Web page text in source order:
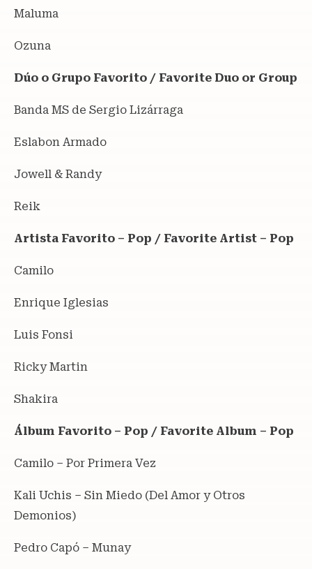
Maluma
Ozuna
Dúo o Grupo Favorito / Favorite Duo or Group
Banda MS de Sergio Lizárraga
Eslabon Armado
Jowell & Randy
Reik
Artista Favorito – Pop / Favorite Artist – Pop
Camilo
Enrique Iglesias
Luis Fonsi
Ricky Martin
Shakira
Álbum Favorito – Pop / Favorite Album – Pop
Camilo – Por Primera Vez
Kali Uchis – Sin Miedo (Del Amor y Otros
Demonios)
Pedro Capó – Munay